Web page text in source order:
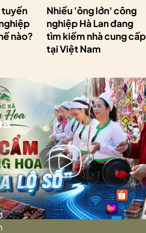
tuyến
nào?
Nhiều 'ông lớn' công
nghiệp Hà Lan đang
tìm kiếm nhà cung cấp
tại Việt Nam